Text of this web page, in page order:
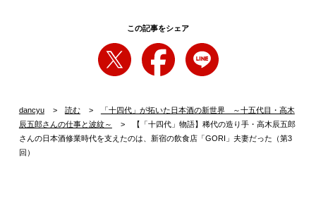
この記事をシェア
dancyu 読む
「十四代」が拓いた日本酒の新世界 ～十五代目・高木
辰五郎さんの仕事と波紋～
【「十四代」物語】稀代の造り手・高木辰五郎
さんの日本酒修業時代を支えたのは、新宿の飲食店「GORI」夫妻だった（第3
回）